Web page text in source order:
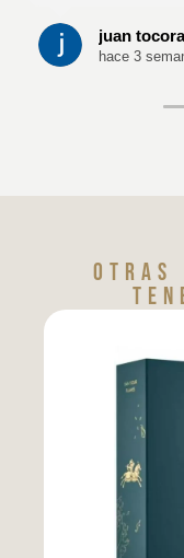
juan tocora
hace 3
Otras